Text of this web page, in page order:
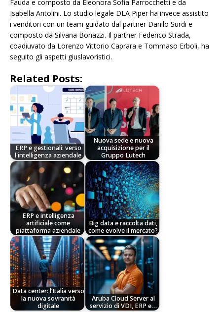
Fauda e composto da Eleonora Sofia Parrocchetti e da
Isabella Antolini. Lo studio legale DLA Piper ha invece assistito
i venditori con un team guidato dal partner Danilo Surdi e
composto da Silvana Bonazzi. Il partner Federico Strada,
coadiuvato da Lorenzo Vittorio Caprara e Tommaso Erboli, ha
seguito gli aspetti giuslavoristici.
Related Posts:
ERP e gestionali: verso
l'intelligenza aziendale
Nuova sede e nuova
acquisizione per il
Gruppo Lutech
ERP e intelligenza
artificiale come
piattaforma aziendale
Big data e raccolta dati,
come evolve il mercato?
Data center: l’Italia verso
la nuova sovranità
digitale
Aruba Cloud Server al
servizio di VDI, ERP e…